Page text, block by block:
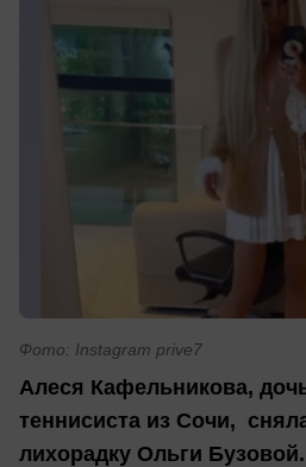
Фото: Instagram prive7
Алеся Кафельникова,
теннисиста из Сочи,
лихорадку Ольги